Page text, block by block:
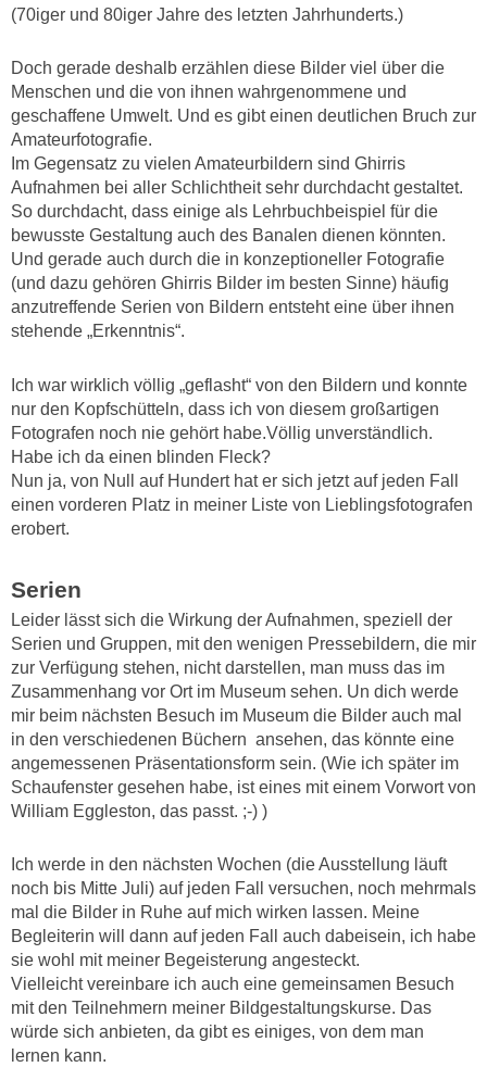
(70iger und 80iger Jahre des letzten Jahrhunderts.)
Doch gerade deshalb erzählen diese Bilder viel über die
Menschen und die von ihnen wahrgenommene und
geschaffene Umwelt. Und es gibt einen deutlichen Bruch zur
Amateurfotografie.
Im Gegensatz zu vielen Amateurbildern sind Ghirris
Aufnahmen bei aller Schlichtheit sehr durchdacht gestaltet.
So durchdacht, dass einige als Lehrbuchbeispiel für die
bewusste Gestaltung auch des Banalen dienen könnten.
Und gerade auch durch die in konzeptioneller Fotografie
(und dazu gehören Ghirris Bilder im besten Sinne) häufig
anzutreffende Serien von Bildern entsteht eine über ihnen
stehende „Erkenntnis“.
Ich war wirklich völlig „geflasht“ von den Bildern und konnte
nur den Kopfschütteln, dass ich von diesem großartigen
Fotografen noch nie gehört habe.Völlig unverständlich.
Habe ich da einen blinden Fleck?
Nun ja, von Null auf Hundert hat er sich jetzt auf jeden Fall
einen vorderen Platz in meiner Liste von Lieblingsfotografen
erobert.
Serien
Leider lässt sich die Wirkung der Aufnahmen, speziell der
Serien und Gruppen, mit den wenigen Pressebildern, die mir
zur Verfügung stehen, nicht darstellen, man muss das im
Zusammenhang vor Ort im Museum sehen. Un dich werde
mir beim nächsten Besuch im Museum die Bilder auch mal
in den verschiedenen Büchern ansehen, das könnte eine
angemessenen Präsentationsform sein. (Wie ich später im
Schaufenster gesehen habe, ist eines mit einem Vorwort von
William Eggleston, das passt. ;-) )
Ich werde in den nächsten Wochen (die Ausstellung läuft
noch bis Mitte Juli) auf jeden Fall versuchen, noch mehrmals
mal die Bilder in Ruhe auf mich wirken lassen. Meine
Begleiterin will dann auf jeden Fall auch dabeisein, ich habe
sie wohl mit meiner Begeisterung angesteckt.
Vielleicht vereinbare ich auch eine gemeinsamen Besuch
mit den Teilnehmern meiner Bildgestaltungskurse. Das
würde sich anbieten, da gibt es einiges, von dem man
lernen kann.